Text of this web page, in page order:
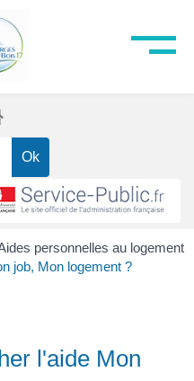
personnelles au logement
job, Mon logement ?
l'aide Mon